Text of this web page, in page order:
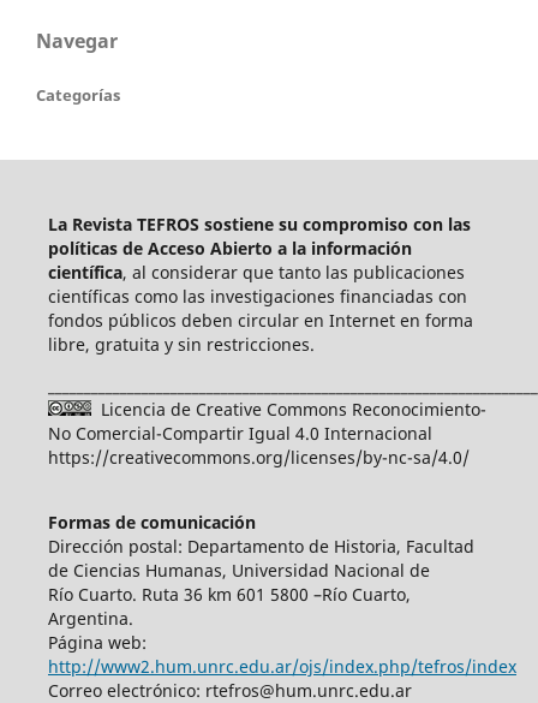
Navegar
Categorías
La Revista TEFROS sostiene su compromiso con las
políticas de Acceso Abierto a la información
científica, al considerar que tanto las publicaciones
científicas como las investigaciones financiadas con
fondos públicos deben circular en Internet en forma
libre, gratuita y sin restricciones.
Licencia de Creative Commons Reconocimiento-
No Comercial-Compartir Igual 4.0 Internacional
https://creativecommons.org/licenses/by-nc-sa/4.0/
Formas de comunicación
Dirección postal: Departamento de Historia, Facultad
de Ciencias Humanas, Universidad Nacional de
Río Cuarto. Ruta 36 km 601 5800 –Río Cuarto,
Argentina.
Página web:
http://www2.hum.unrc.edu.ar/ojs/index.php/tefros/index
Correo electrónico: rtefros@hum.unrc.edu.ar